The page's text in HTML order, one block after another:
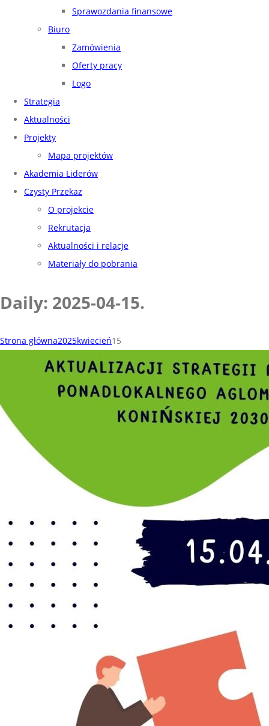
Sprawozdania finansowe
Biuro
Zamówienia
Oferty pracy
Logo
Strategia
Aktualności
Projekty
Mapa projektów
Akademia Liderów
Czysty Przekaz
O projekcie
Rekrutacja
Aktualności i relacje
Materiały do pobrania
Daily: 2025-04-15.
Strona główna2025kwiecień15